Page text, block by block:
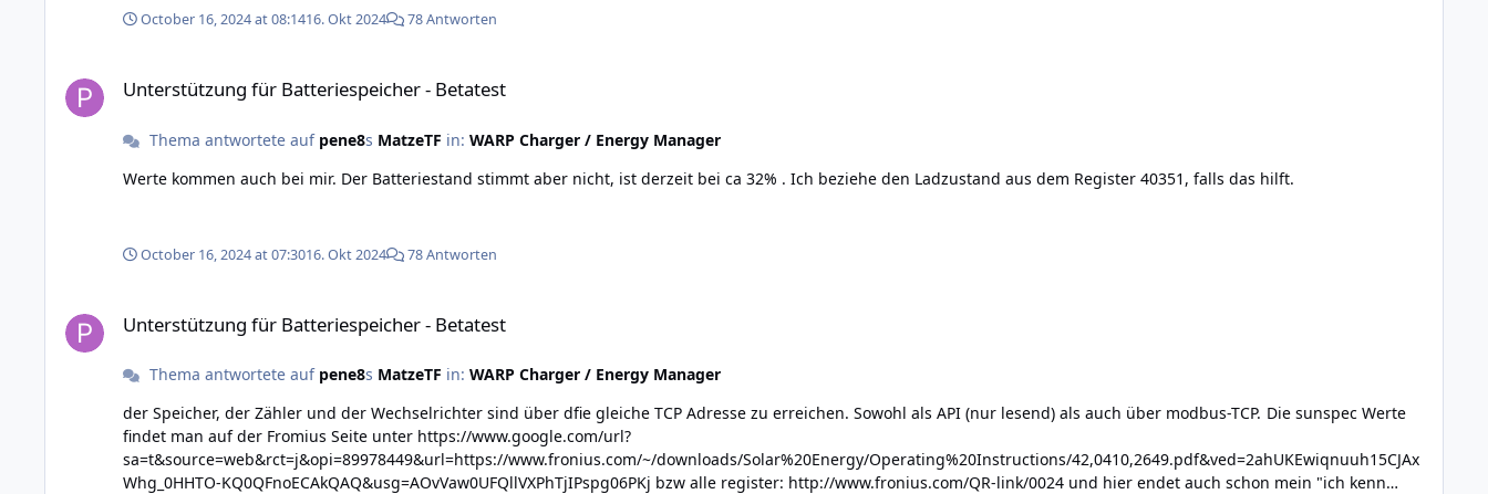
October 16, 2024 at 08:1416. Okt 2024 78 Antworten
Unterstützung für Batteriespeicher - Betatest
Thema antwortete auf pene8s MatzeTF in: WARP Charger / Energy Manager
Werte kommen auch bei mir. Der Batteriestand stimmt aber nicht, ist derzeit bei ca 32% . Ich beziehe den Ladzustand aus dem Register 40351, falls das hilft.
October 16, 2024 at 07:3016. Okt 2024 78 Antworten
Unterstützung für Batteriespeicher - Betatest
Thema antwortete auf pene8s MatzeTF in: WARP Charger / Energy Manager
der Speicher, der Zähler und der Wechselrichter sind über dfie gleiche TCP Adresse zu erreichen. Sowohl als API (nur lesend) als auch über modbus-TCP. Die sunspec Werte
findet man auf der Fromius Seite unter https://www.google.com/url?
sa=t&source=web&rct=j&opi=89978449&url=https://www.fronius.com/~/downloads/Solar%20Energy/Operating%20Instructions/42,0410,2649.pdf&ved=2ahUKEwiqnuuh15CJAx
Whg_0HHTO-KQ0QFnoECAkQAQ&usg=AOvVaw0UFQllVXPhTjIPspg06PKj bzw alle register: http://www.fronius.com/QR-link/0024 und hier endet auch schon mein "ich kenn